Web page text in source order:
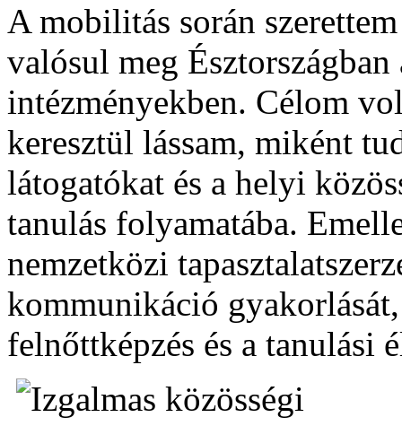
A mobilitás során
valósul meg
intézményekben. Célom
keresztül lássam, miként
látogatókat és a helyi
tanulás folyamatába.
nemzetközi
kommunikáció
felnőttképzés és a tanulási